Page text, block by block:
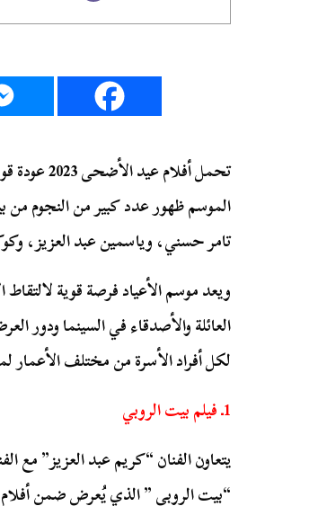
تحمل
الموسم ظهور عدد كبير من النجوم من
تامر حسني، وياسمين عبد العزيز،
ويعد موسم الأعياد فرصة قوية
لكل أفراد الأسرة من مختلف الأعمار
1ـ فيلم بيت الروبي
يتعاون الفنان “كريم عبد العزيز” مع